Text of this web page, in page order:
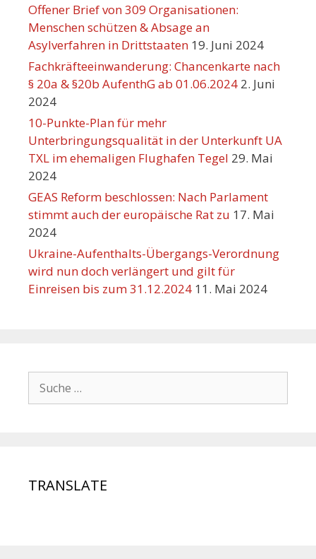
Offener Brief von 309 Organisationen:
Menschen schützen & Absage an
Asylverfahren in Drittstaaten 19. Juni 2024
Fachkräfteeinwanderung: Chancenkarte nach
§ 20a & §20b AufenthG ab 01.06.2024 2. Juni
2024
10-Punkte-Plan für mehr
Unterbringungsqualität in der Unterkunft UA
TXL im ehemaligen Flughafen Tegel 29. Mai
2024
GEAS Reform beschlossen: Nach Parlament
stimmt auch der europäische Rat zu 17. Mai
2024
Ukraine-Aufenthalts-Übergangs-Verordnung
wird nun doch verlängert und gilt für
Einreisen bis zum 31.12.2024 11. Mai 2024
TRANSLATE